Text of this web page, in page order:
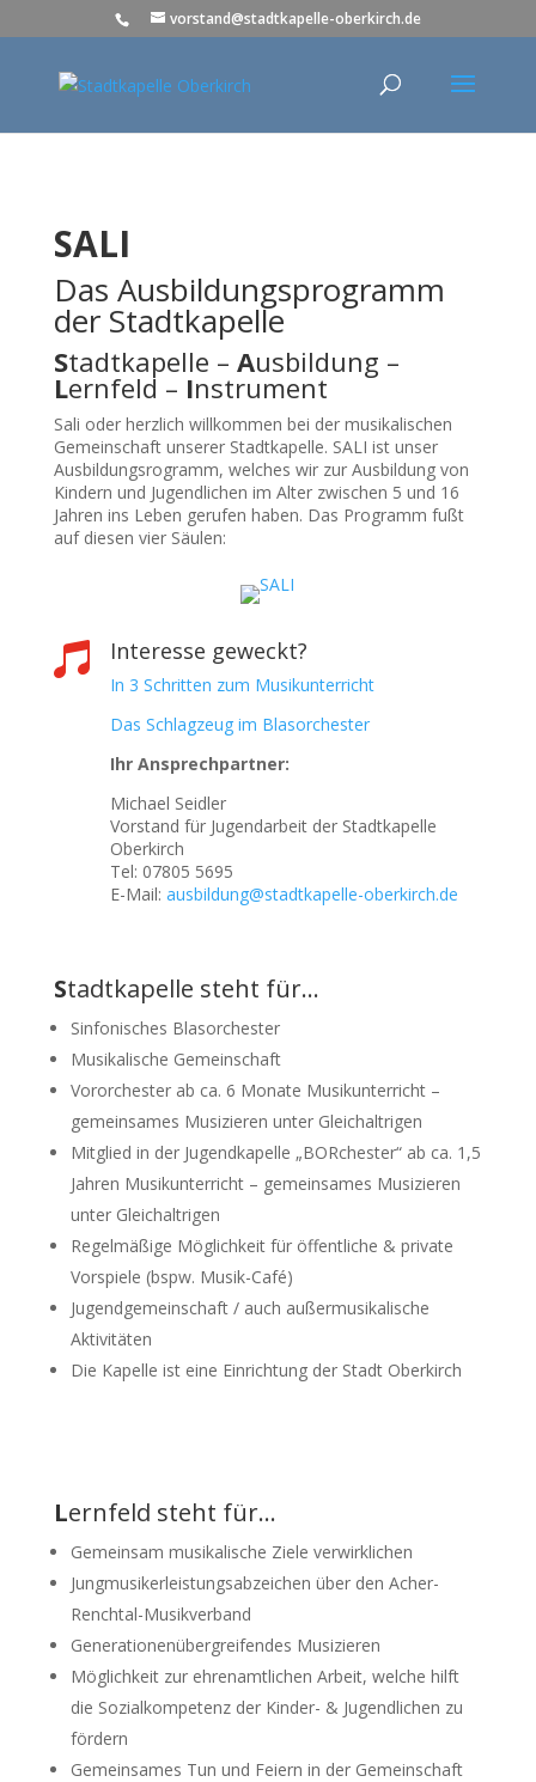
vorstand@stadtkapelle-oberkirch.de
SALI
Das Ausbildungsprogramm
der Stadtkapelle
Stadtkapelle – Ausbildung –
Lernfeld – Instrument
Sali oder herzlich willkommen bei der musikalischen
Gemeinschaft unserer Stadtkapelle. SALI ist unser
Ausbildungsrogramm, welches wir zur Ausbildung von
Kindern und Jugendlichen im Alter zwischen 5 und 16
Jahren ins Leben gerufen haben. Das Programm fußt
auf diesen vier Säulen:
 Interesse geweckt?
In 3 Schritten zum Musikunterricht
Das Schlagzeug im Blasorchester
Ihr Ansprechpartner:
Michael Seidler
Vorstand für Jugendarbeit der Stadtkapelle
Oberkirch
Tel: 07805 5695
E-Mail: ausbildung@stadtkapelle-oberkirch.de
Stadtkapelle steht für…
Sinfonisches Blasorchester
Musikalische Gemeinschaft
Vororchester ab ca. 6 Monate Musikunterricht –
gemeinsames Musizieren unter Gleichaltrigen
Mitglied in der Jugendkapelle „BORchester“ ab ca. 1,5
Jahren Musikunterricht – gemeinsames Musizieren
unter Gleichaltrigen
Regelmäßige Möglichkeit für öffentliche & private
Vorspiele (bspw. Musik-Café)
Jugendgemeinschaft / auch außermusikalische
Aktivitäten
Die Kapelle ist eine Einrichtung der Stadt Oberkirch
Lernfeld steht für…
Gemeinsam musikalische Ziele verwirklichen
Jungmusikerleistungsabzeichen über den Acher-
Renchtal-Musikverband
Generationenübergreifendes Musizieren
Möglichkeit zur ehrenamtlichen Arbeit, welche hilft
die Sozialkompetenz der Kinder- & Jugendlichen zu
fördern
Gemeinsames Tun und Feiern in der Gemeinschaft